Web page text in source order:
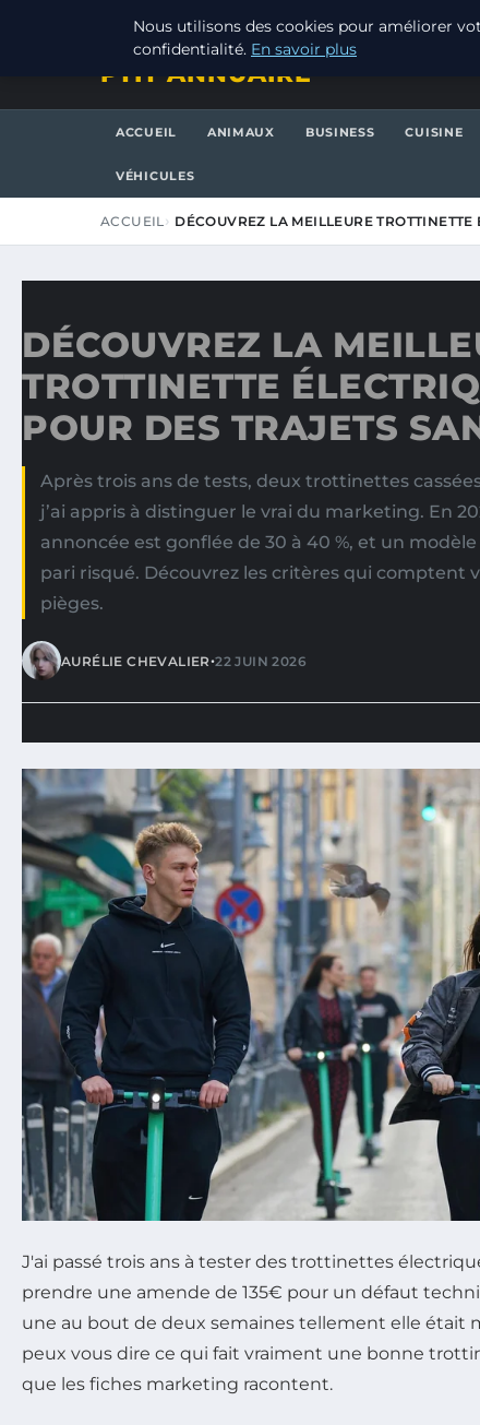
VENDREDI 7 AOÛT 2026
PTIT ANNUAIRE
ACCUEIL ANIMAUX BUSINESS CUISINE
VÉHICULES
ACCUEIL DÉCOUVREZ LA MEILLEURE
DÉCOUVREZ LA
TROTTINETTE
POUR DES TRAJETS
Après trois ans de tests, deux trottinettes
j’ai appris à distinguer le vrai du marketing. En
annoncée est gonflée de 30 à 40 %, et un
pari risqué. Découvrez les critères qui comptent
pièges.
AURÉLIE CHEVALIER•22 JUIN 2026
J'ai passé trois ans à tester des trottinettes
prendre une amende de 135€ pour un défaut
une au bout de deux semaines tellement elle était
peux vous dire ce qui fait vraiment une bonne
que les fiches marketing racontent.
Nous utilisons des cookies pour améliorer
confidentialité. En savoir plus